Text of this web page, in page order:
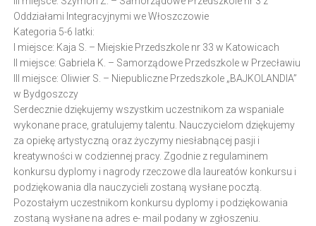
Oddziałami Integracyjnymi we Włoszczowie
Kategoria 5-6 latki:
I miejsce: Kaja S. – Miejskie Przedszkole nr 33 w Katowicach
II miejsce: Gabriela K. – Samorządowe Przedszkole w Przecławiu
III miejsce: Oliwier S. – Niepubliczne Przedszkole „BAJKOLANDIA”
w Bydgoszczy
Serdecznie dziękujemy wszystkim uczestnikom za wspaniale
wykonane prace, gratulujemy talentu. Nauczycielom dziękujemy
za opiekę artystyczną oraz życzymy niesłabnącej pasji i
kreatywności w codziennej pracy. Zgodnie z regulaminem
konkursu dyplomy i nagrody rzeczowe dla laureatów konkursu i
podziękowania dla nauczycieli zostaną wysłane pocztą.
Pozostałym uczestnikom konkursu dyplomy i podziękowania
zostaną wysłane na adres e- mail podany w zgłoszeniu.